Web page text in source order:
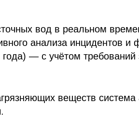
вод в реальном
анализа инцидентов и
— с учётом
веществ